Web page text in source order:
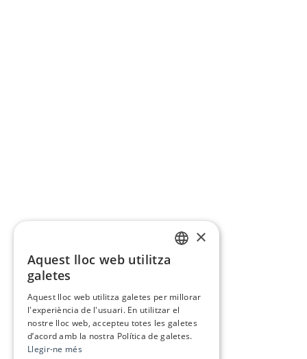
×
Aquest lloc web utilitza
galetes
Aquest lloc web utilitza galetes per millorar
l'experiència de l'usuari. En utilitzar el
nostre lloc web, accepteu totes les galetes
d’acord amb la nostra Política de galetes.
Llegir-ne més